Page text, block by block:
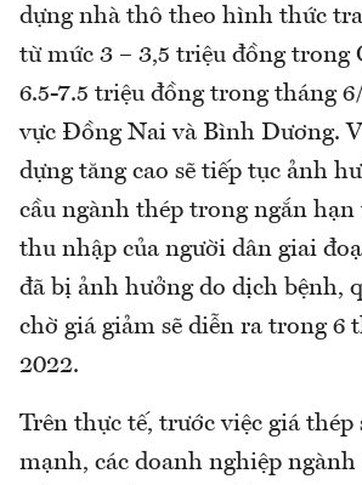
dựng nhà thô theo hình thức
từ mức 3 – 3,5 triệu đồng trong
6.5-7.5 triệu đồng trong tháng
vực Đồng Nai và Bình Dương.
dựng tăng cao sẽ tiếp tục ảnh
cầu ngành thép trong ngắn
thu nhập của người dân giai
đã bị ảnh hưởng do dịch bệnh,
chờ giá giảm sẽ diễn ra trong 6
2022.
Trên thực tế, trước việc giá thép
mạnh, các doanh nghiệp